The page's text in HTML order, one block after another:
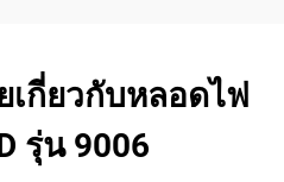
กี่ยวกับหลอดไฟ
รุ่น 9006